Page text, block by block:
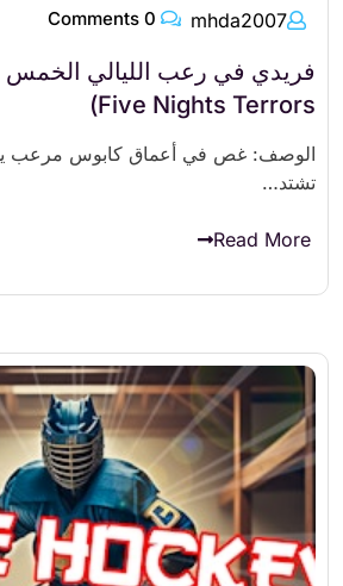
mhda2007
Five Nights Terrors)
الوصف: غص في أعماق كابوس مرعب
تشتد…
Read More